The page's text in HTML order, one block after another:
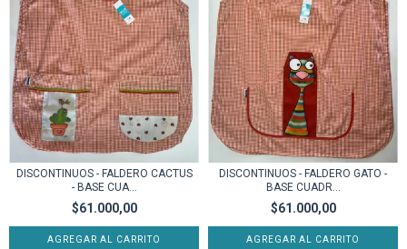
DISCONTINUOS - FALDERO CACTUS
- BASE CUA...
$61.000,00
AGREGAR AL CARRITO
DISCONTINUOS - FALDERO GATO -
BASE CUADR...
$61.000,00
AGREGAR AL CARRITO